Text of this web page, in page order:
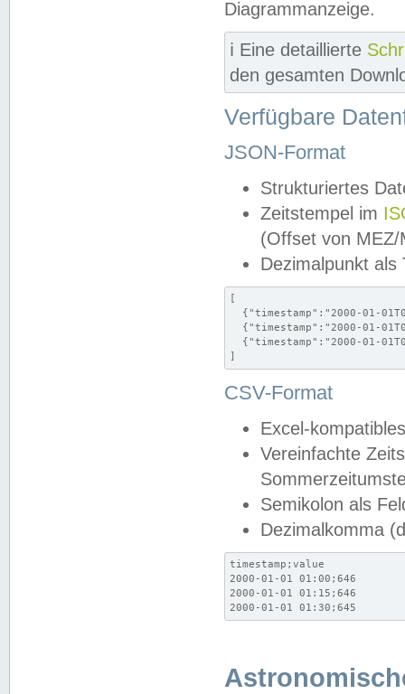
Diagrammanzeige.
ℹ️ Eine detaillierte
den gesamten
Verfügbare
JSON-Format
Strukturiertes
Zeitstempel im
(Offset von MEZ/
Dezimalpunkt als
[
{"timestamp":"2000-01-
{"timestamp":"2000-01-
{"timestamp":"2000-01-
]
CSV-Format
Excel-
Vereinfachte
Semikolon als
Dezimalkomma
timestamp;value
2000-01-01 01:00;646
2000-01-01 01:15;646
2000-01-01 01:30;645